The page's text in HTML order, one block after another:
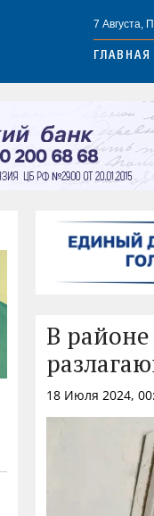
7 Августа,
ГЛАВНАЯ
В
18 Июля 2024,